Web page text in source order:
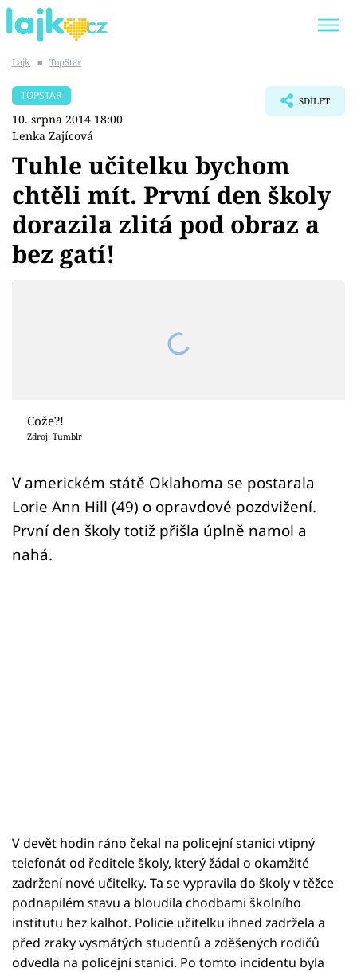
SHOPAHOLICADEL
Témata
Showbyznys
Sledujte prima+
Přihlášení
Sledujte nás
Lajk ■ TopStar
TOPSTAR
10. srpna 2014 18:00
Lenka Zajícová
SDÍLET
Tuhle učitelku bychom
chtěli mít. První den školy
dorazila zlitá pod obraz a
bez gatí!
Cože?!
Zdroj: Tumblr
V americkém státě Oklahoma se postarala
Lorie Ann Hill (49) o opravdové pozdvižení.
První den školy totiž přišla úplně namol a
nahá.
V devět hodin ráno čekal na policejní stanici vtipný
telefonát od ředitele školy, který žádal o okamžité
zadržení nové učitelky. Ta se vypravila do školy v těžce
podnapilém stavu a bloudila chodbami školního
institutu bez kalhot. Policie učitelku ihned zadržela a
před zraky vysmátých studentů a zděšených rodičů
odvedla na policejní stanici. Po tomto incidentu byla